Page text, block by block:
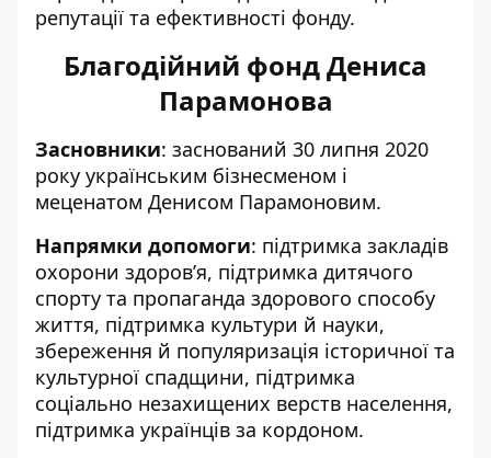
репутації та ефективності фонду.
Благодійний фонд Дениса
Парамонова
Засновники: заснований 30 липня 2020
року українським бізнесменом і
меценатом Денисом Парамоновим.
Напрямки допомоги: підтримка закладів
охорони здоров’я, підтримка дитячого
спорту та пропаганда здорового способу
життя, підтримка культури й науки,
збереження й популяризація історичної та
культурної спадщини, підтримка
соціально незахищених верств населення,
підтримка українців за кордоном.